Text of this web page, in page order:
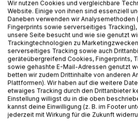
BESCHREIBUNG
Mit guter Laune und voller Vorfreude
gehen, gute Beziehungen mit den
Erfolgserlebnisse sammeln und das
zu bewegen - all das muss kein
Wir nutzen Cookies und vergleichbare
Website. Einige von ihnen sind essenziell
Daneben verwenden wir Analysemethoden
Fingerprints sowie serverseitiges
unsere Seite besucht und wie sie genutzt
Trackingtechnologien zu
serverseitiges Tracking sowie auch
geräteübergreifend Cookies, Fingerprints,
sowie gehashte E-Mail-Adressen genutzt
betten wir zudem Drittinhalte von anderen
Plattformen). Wir haben auf die weitere
etwaiges Tracking durch den Drittanbieter
Einstellung willigst du in die oben
kannst deine Einwilligung (z. B. im Footer
jederzeit mit Wirkung für die Zukunft